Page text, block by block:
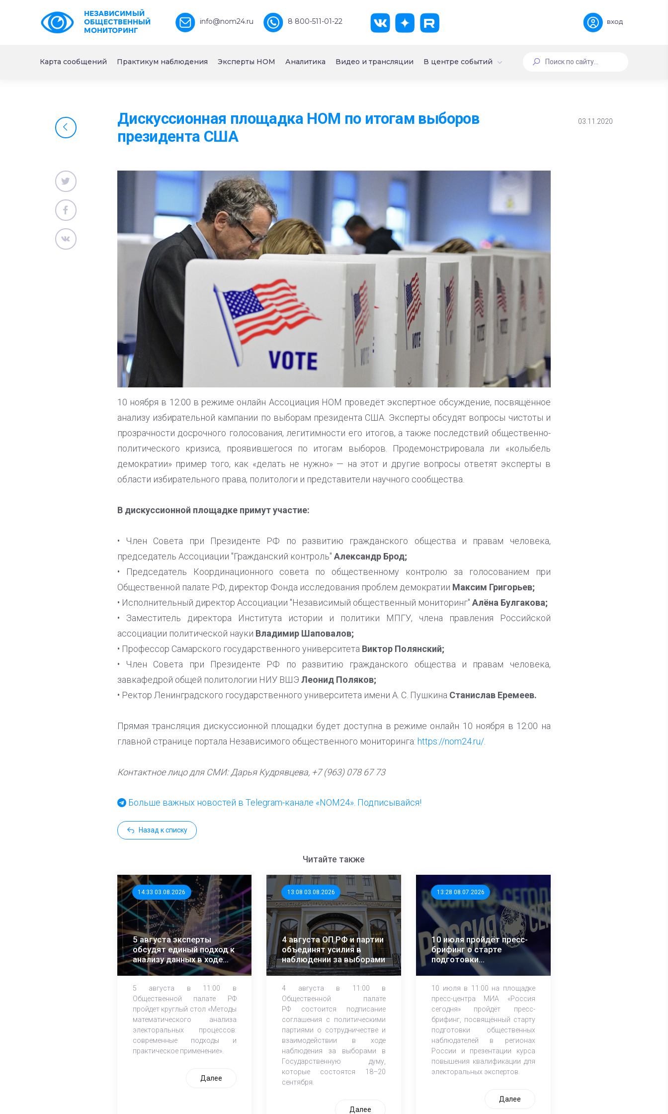
НЕЗАВИСИМЫЙ
ОБЩЕСТВЕННЫЙ
МОНИТОРИНГ
info@nom24.ru 8 800-511-01-22 вход
Карта сообщений Практикум наблюдения Эксперты НОМ Аналитика Видео и трансляции В центре событий
Дискуссионная площадка НОМ по итогам выборов
президента США
03.11.2020
10 ноября в 12:00 в режиме онлайн Ассоциация НОМ проведёт экспертное обсуждение, посвящённое
анализу избирательной кампании по выборам президента США. Эксперты обсудят вопросы чистоты и
прозрачности досрочного голосования, легитимности его итогов, а также последствий общественно-
политического кризиса, проявившегося по итогам выборов. Продемонстрировала ли «колыбель
демократии» пример того, как «делать не нужно» — на этот и другие вопросы ответят эксперты в
области избирательного права, политологи и представители научного сообщества.
В дискуссионной площадке примут участие:
• Член Совета при Президенте РФ по развитию гражданского общества и правам человека,
председатель Ассоциации "Гражданский контроль" Александр Брод;
• Председатель Координационного совета по общественному контролю за голосованием при
Общественной палате РФ, директор Фонда исследования проблем демократии Максим Григорьев;
• Исполнительный директор Ассоциации "Независимый общественный мониторинг" Алёна Булгакова;
• Заместитель директора Института истории и политики МПГУ, члена правления Российской
ассоциации политической науки Владимир Шаповалов;
• Профессор Самарского государственного университета Виктор Полянский;
• Член Совета при Президенте РФ по развитию гражданского общества и правам человека,
завкафедрой общей политологии НИУ ВШЭ Леонид Поляков;
• Ректор Ленинградского государственного университета имени А. С. Пушкина Станислав Еремеев.
Прямая трансляция дискуссионной площадки будет доступна в режиме онлайн 10 ноября в 12:00 на
главной странице портала Независимого общественного мониторинга: https://nom24.ru/.
Контактное лицо для СМИ: Дарья Кудрявцева, +7 (963) 078 67 73
Больше важных новостей в Telegram-канале «NOM24». Подписывайся!
Назад к списку
Читайте также
14:33 03.08.2026
5 августа эксперты
обсудят единый подход к
анализу данных в ходе
ЕДГ-2026
5 августа в 11:00 в
Общественной палате РФ
пройдет круглый стол «Методы
математического анализа
электоральных процессов:
современные подходы и
практическое применение».
Далее
13:08 03.08.2026
4 августа ОП РФ и партии
объединят усилия в
наблюдении за выборами
4 августа в 11:00 в
Общественной палате
РФ состоится подписание
соглашения с политическими
партиями о сотрудничестве и
взаимодействии в ходе
наблюдения за выборами в
Государственную думу,
которые состоятся 18–20
сентября.
Далее
13:28 08.07.2026
10 июля пройдёт пресс-
брифинг о старте
подготовки
общественных
10 июля в 11:00 на площадке
пресс-центра МИА «Россия
сегодня» пройдёт пресс-
брифинг, посвящённый cтарту
подготовки общественных
наблюдателей в регионах
России и презентации курса
повышения квалификации для
электоральных экспертов.
Далее